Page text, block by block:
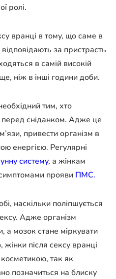
ролі.
вранці в тому, що саме в
за пристрасть
в самій високій
ніж в інші години доби.
тим, хто
перед сніданком. Адже це
привести організм в
енергією. Регулярні
систему, а жінкам
прояви ПМС.
наскільки поліпшується
Адже організм
а мозок стане міркувати
жінки після сексу вранці
так як
позначиться на блиску